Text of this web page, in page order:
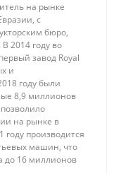
на рынке
с
бюро,
2014 году во
завод Royal
и
году были
8,9 миллионов
на рынке в
году производится
машин, что
до 16 миллионов